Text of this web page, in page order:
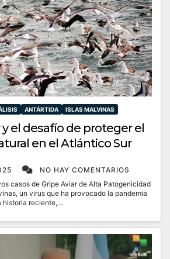
ANTÁRTIDA ISLAS MALVINAS
y el desafío de proteger el
en el Atlántico Sur
NO HAY COMENTARIOS
casos de Gripe Aviar de Alta Patogenicidad
un virus que ha provocado la pandemia
historia reciente,…